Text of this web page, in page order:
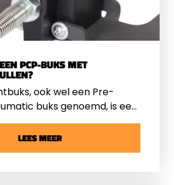
PCP-BUKS MET
ook wel een Pre-
buks genoemd, is een
binnen de
Het type luchtbuks staat
werking door middel van
LEES MEER